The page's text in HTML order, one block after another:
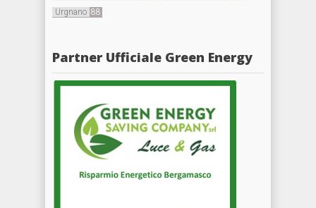
Urgnano 88
Partner Ufficiale Green Energy